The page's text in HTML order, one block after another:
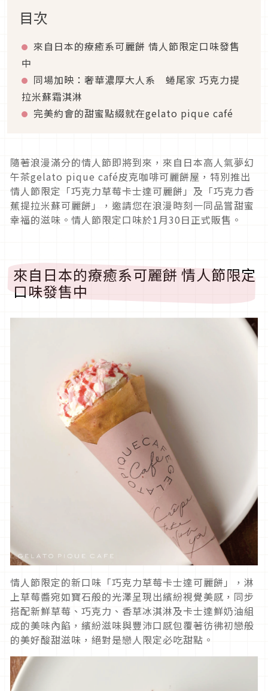
目次
來自日本的療癒系可麗餅 情人節限定口味發售
中
同場加映：奢華濃厚大人系 蜷尾家 巧克力提
拉米蘇霜淇淋
完美約會的甜蜜點綴就在gelato pique café
隨著浪漫滿分的情人節即將到來，來自日本高人氣夢幻
午茶gelato pique café皮克咖啡可麗餅屋，特別推出
情人節限定「巧克力草莓卡士達可麗餅」及「巧克力香
蕉提拉米蘇可麗餅」，邀請您在浪漫時刻一同品嘗甜蜜
幸福的滋味。情人節限定口味於1月30日正式販售。
來自日本的療癒系可麗餅 情人節限定
口味發售中
情人節限定的新口味「巧克力草莓卡士達可麗餅」，淋
上草莓醬宛如寶石般的光澤呈現出繽紛視覺美感，同步
搭配新鮮草莓、巧克力、香草冰淇淋及卡士達鮮奶油組
成的美味內餡，繽紛滋味與豐沛口感包覆著彷彿初戀般
的美好酸甜滋味，絕對是戀人限定必吃甜點。